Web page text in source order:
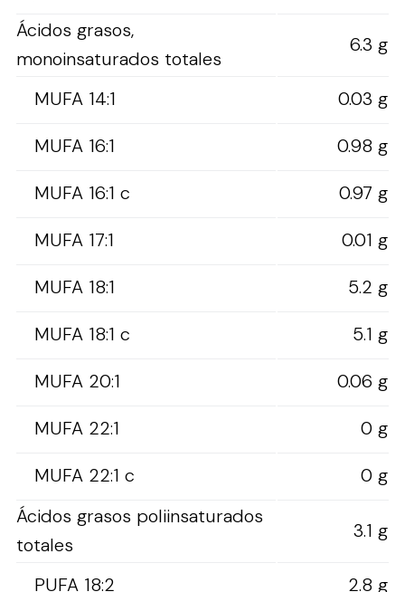
Ácidos grasos,
monoinsaturados totales
6.3 g
MUFA 14:1
0.03 g
MUFA 16:1
0.98 g
MUFA 16:1 c
0.97 g
MUFA 17:1
0.01 g
MUFA 18:1
5.2 g
MUFA 18:1 c
5.1 g
MUFA 20:1
0.06 g
MUFA 22:1
0 g
MUFA 22:1 c
0 g
Ácidos grasos poliinsaturados
totales
3.1 g
PUFA 18:2 2.8 g